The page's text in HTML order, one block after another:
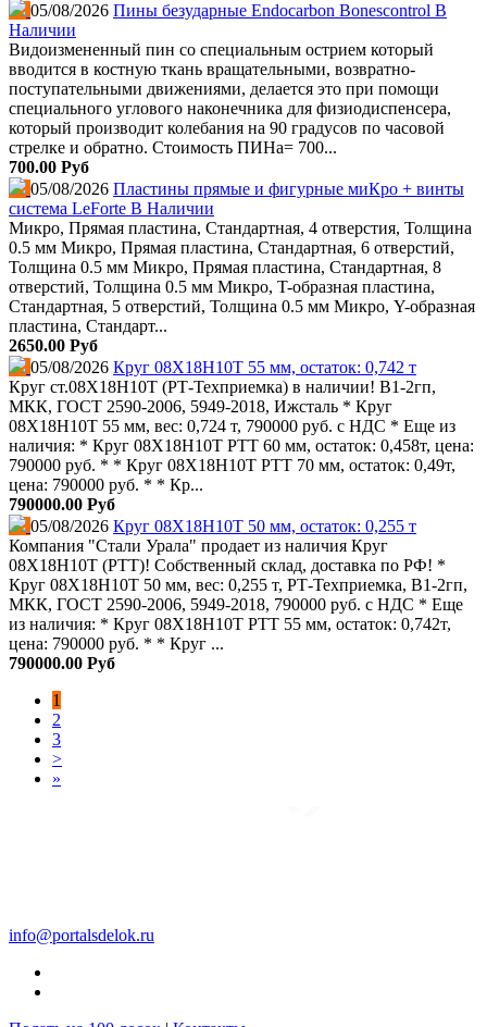
05/08/2026 Пины безударные Endocarbon Bonescontrol В
Наличии
Видоизмененный пин со специальным острием который
вводится в костную ткань вращательными, возвратно-
поступательными движениями, делается это при помощи
специального углового наконечника для физиодиспенсера,
который производит колебания на 90 градусов по часовой
стрелке и обратно. Стоимость ПИНа= 700...
700.00 Руб
05/08/2026 Пластины прямые и фигурные миКро + винты
система LeForte В Наличии
Микро, Прямая пластина, Стандартная, 4 отверстия, Толщина
0.5 мм Микро, Прямая пластина, Стандартная, 6 отверстий,
Толщина 0.5 мм Микро, Прямая пластина, Стандартная, 8
отверстий, Толщина 0.5 мм Микро, T-образная пластина,
Стандартная, 5 отверстий, Толщина 0.5 мм Микро, Y-образная
пластина, Стандарт...
2650.00 Руб
05/08/2026 Круг 08Х18Н10Т 55 мм, остаток: 0,742 т
Круг ст.08Х18Н10Т (РТ-Техприемка) в наличии! В1-2гп,
МКК, ГОСТ 2590-2006, 5949-2018, Ижсталь * Круг
08Х18Н10Т 55 мм, вес: 0,724 т, 790000 руб. с НДС * Еще из
наличия: * Круг 08Х18Н10Т РТТ 60 мм, остаток: 0,458т, цена:
790000 руб. * * Круг 08Х18Н10Т РТТ 70 мм, остаток: 0,49т,
цена: 790000 руб. * * Кр...
790000.00 Руб
05/08/2026 Круг 08Х18Н10Т 50 мм, остаток: 0,255 т
Компания "Стали Урала" продает из наличия Круг
08Х18Н10Т (РТТ)! Собственный склад, доставка по РФ! *
Круг 08Х18Н10Т 50 мм, вес: 0,255 т, РТ-Техприемка, В1-2гп,
МКК, ГОСТ 2590-2006, 5949-2018, 790000 руб. с НДС * Еще
из наличия: * Круг 08Х18Н10Т РТТ 55 мм, остаток: 0,742т,
цена: 790000 руб. * * Круг ...
790000.00 Руб
1
2
3
>
»
info@portalsdelok.ru